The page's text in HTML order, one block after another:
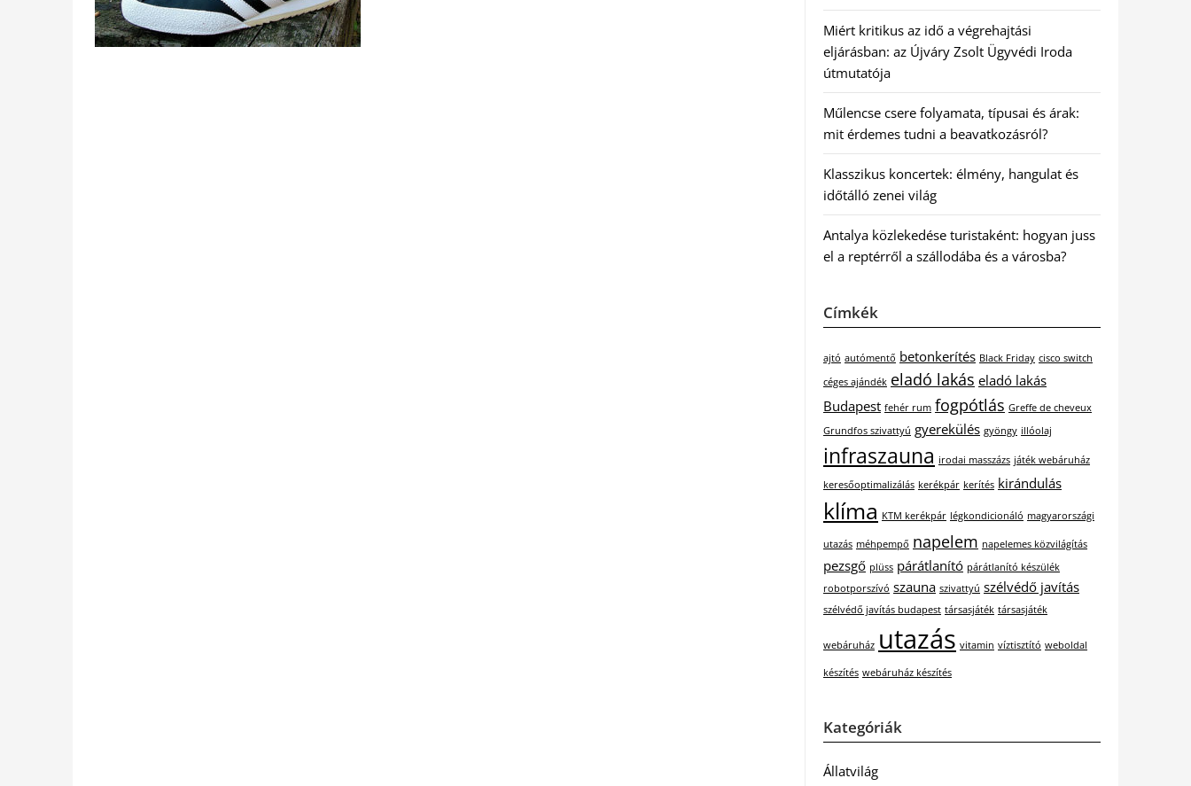
Miért kritikus az idő a végrehajtási
eljárásban: az Újváry Zsolt Ügyvédi Iroda
útmutatója
Műlencse csere folyamata, típusai és árak:
mit érdemes tudni a beavatkozásról?
Klasszikus koncertek: élmény, hangulat és
időtálló zenei világ
Antalya közlekedése turistaként: hogyan juss
el a reptérről a szállodába és a városba?
Címkék
ajtó autómentő betonkerítés Black Friday cisco switch
céges ajándék eladó lakás eladó lakás
Budapest fehér rum fogpótlás Greffe de cheveux
Grundfos szivattyú gyerekülés gyöngy illóolaj
infraszauna irodai masszázs játék webáruház
keresőoptimalizálás kerékpár kerítés kirándulás
klíma KTM kerékpár légkondicionáló magyarországi
utazás méhpempő napelem napelemes közvilágítás
pezsgő plüss párátlanító párátlanító készülék
robotporszívó szauna szivattyú szélvédő javítás
szélvédő javítás budapest társasjáték társasjáték
webáruház utazás vitamin víztisztító weboldal
készítés webáruház készítés
Kategóriák
Állatvilág